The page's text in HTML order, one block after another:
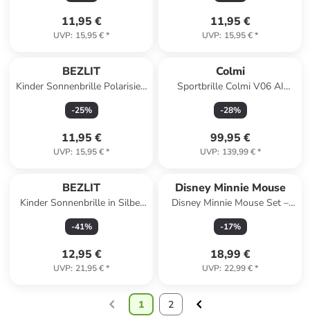
11,95 €
UVP: 15,95 €*
11,95 €
UVP: 15,95 €*
BEZLIT
Kinder Sonnenbrille Polarisiert
in Pink-Blau
-25%
11,95 €
UVP: 15,95 €*
Colmi
Sportbrille Colmi V06 AI
Weiß (mit blauen Gläsern)
-28%
99,95 €
UVP: 139,99 €*
BEZLIT
Kinder Sonnenbrille in Silber
Schwarz
-41%
12,95 €
UVP: 21,95 €*
Disney Minnie Mouse
Disney Minnie Mouse Set –
Kinder Cap & Sonnenbrille für
sonnige Tage in Lila
-17%
18,99 €
UVP: 22,99 €*
1 2